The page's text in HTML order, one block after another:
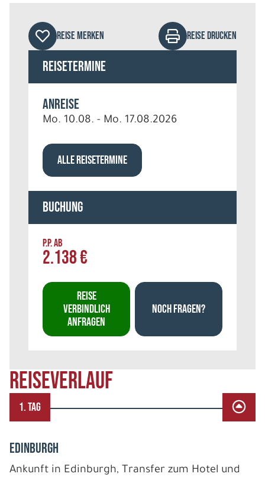
REISEVERLAUF
1. TAG
EDINBURGH
Ankunft in Edinburgh, Transfer zum Hotel und
REISE MERKEN REISE DRUCKEN
Reisetermine
Anreise
Mo. 10.08. - Mo. 17.08.2026
ALLE REISETERMINE
Buchung
P.P. AB
2.138 €
REISE
VERBINDLICH
ANFRAGEN
NOCH FRAGEN?